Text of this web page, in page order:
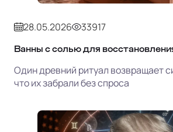
28.05.2026 33917
Ванны с солью для
Один древний ритуал возвращает
что их забрали без спроса